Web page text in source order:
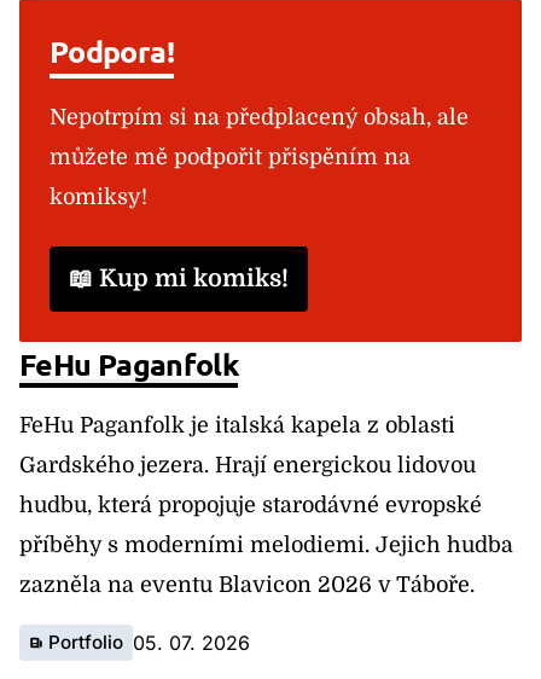
Podpora!
Nepotrpím si na předplacený obsah, ale
můžete mě podpořit přispěním na
komiksy!
📖 Kup mi komiks!
FeHu Paganfolk
FeHu Paganfolk je italská kapela z oblasti
Gardského jezera. Hrají energickou lidovou
hudbu, která propojuje starodávné evropské
příběhy s moderními melodiemi. Jejich hudba
zazněla na eventu Blavicon 2026 v Táboře.
Portfolio 05. 07. 2026